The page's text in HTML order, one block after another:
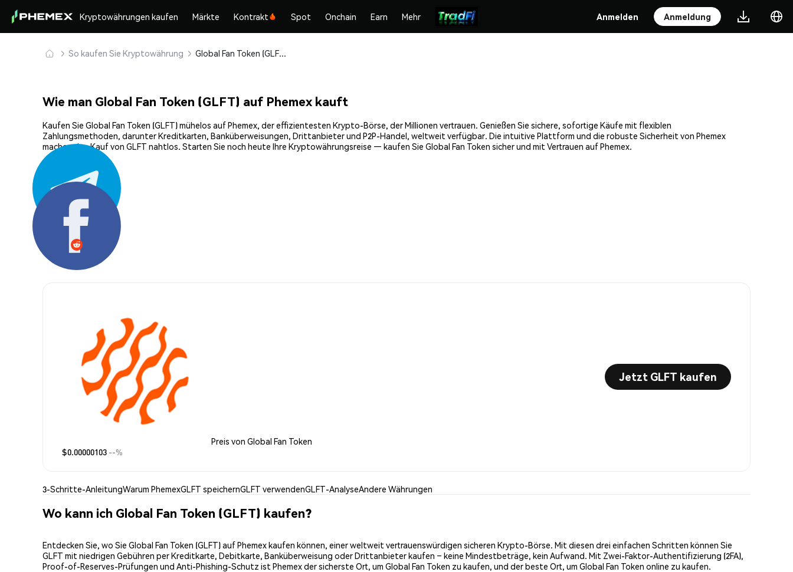
Kryptowährungen kaufen Märkte Kontrakt Spot Onchain Earn Mehr Anmelden Anmeldung
So kaufen Sie Kryptowährung Global Fan Token (GLFT) sicher kaufen und speichern
Wie man Global Fan Token (GLFT) auf Phemex kauft
Kaufen Sie Global Fan Token (GLFT) mühelos auf Phemex, der effizientesten Krypto-Börse, der Millionen vertrauen. Genießen Sie sichere, sofortige Käufe mit flexiblen
Zahlungsmethoden, darunter Kreditkarten, Banküberweisungen, Drittanbieter und P2P-Handel, weltweit verfügbar. Die intuitive Plattform und die robuste Sicherheit von Phemex
machen den Kauf von GLFT nahtlos. Starten Sie noch heute Ihre Kryptowährungsreise — kaufen Sie Global Fan Token sicher und mit Vertrauen auf Phemex.
Preis von Global Fan Token
$0.00000103 --%
Jetzt GLFT kaufen
3-Schritte-AnleitungWarum PhemexGLFT speichernGLFT verwendenGLFT-AnalyseAndere Währungen
Wo kann ich Global Fan Token (GLFT) kaufen?
Entdecken Sie, wo Sie Global Fan Token (GLFT) auf Phemex kaufen können, einer weltweit vertrauenswürdigen sicheren Krypto-Börse. Mit diesen drei einfachen Schritten können Sie
GLFT mit niedrigen Gebühren per Kreditkarte, Debitkarte, Banküberweisung oder Drittanbieter kaufen – keine Mindestbeträge, kein Aufwand. Mit Zwei-Faktor-Authentifizierung (2FA),
Proof-of-Reserves-Prüfungen und Anti-Phishing-Schutz ist Phemex der sicherste Ort, um Global Fan Token zu kaufen, und der beste Ort, um Global Fan Token online zu kaufen.